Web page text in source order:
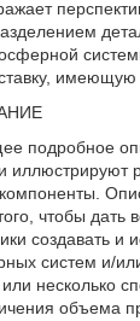
имеющую
подробное
иллюстрируют
чтобы дать
создавать и
систем и/
несколько
объема